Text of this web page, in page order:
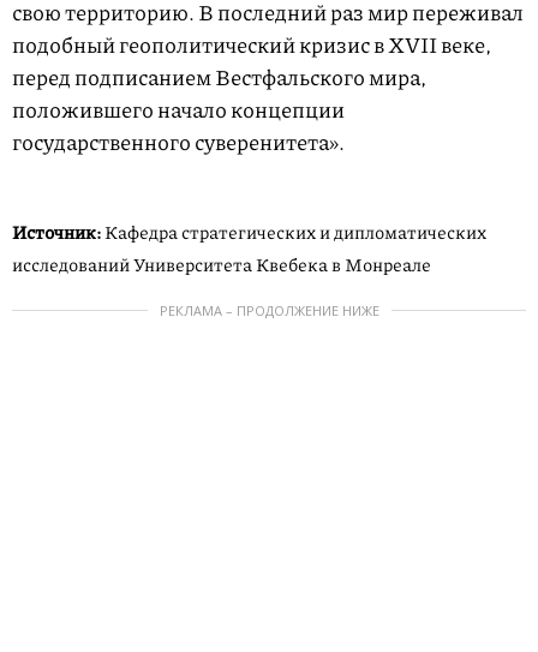
свою территорию. В последний раз мир переживал
подобный геополитический кризис в XVII веке,
перед подписанием Вестфальского мира,
положившего начало концепции
государственного суверенитета».
Источник:Кафедра стратеги­ческих и дипломати­ческих
исследований Университета Квебека в Монреале
РЕКЛАМА – ПРОДОЛЖЕНИЕ НИЖЕ